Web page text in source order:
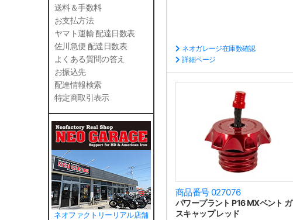
送料＆手数料
お支払方法
ヤマト運輸 配達日数表
佐川急便 配達日数表
よくある質問の答え
お振込先
配達情報検索
特定商取引表示
ネオファクトリーリアル店舗
ネオガレージ在庫数確認
詳細ページ
商品番号 027076
パワープラント P16 MXベント ガ
スキャップ レッド